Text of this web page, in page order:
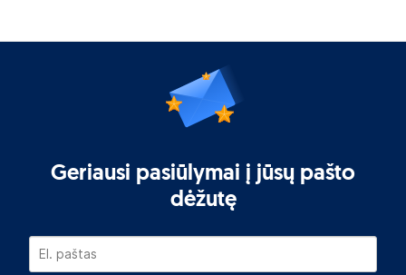
Geriausi pasiūlymai į jūsų pašto
dėžutę